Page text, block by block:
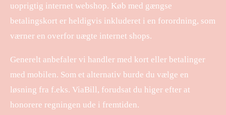
uoprigtig internet webshop. Køb med gængse
betalingskort er heldigvis inkluderet i en forordning, som
værner en overfor uægte internet shops.
Generelt anbefaler vi handler med kort eller betalinger
med mobilen. Som et alternativ burde du vælge en
løsning fra f.eks. ViaBill, forudsat du higer efter at
honorere regningen ude i fremtiden.